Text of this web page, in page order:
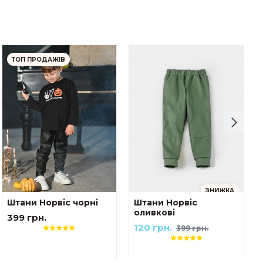
ТОП ПРОДАЖІВ
Штани Норвіс чорні
399 грн.
ЗНИЖКА
Штани Норвіс
оливкові
399 грн.
120 грн.